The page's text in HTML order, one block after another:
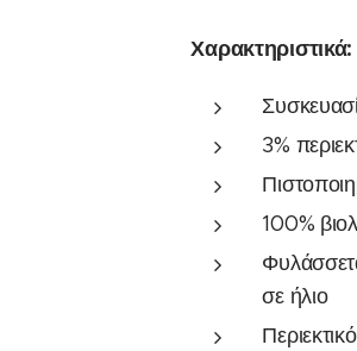
Χαρακτηριστικά:
3%
100%
σε ήλιο